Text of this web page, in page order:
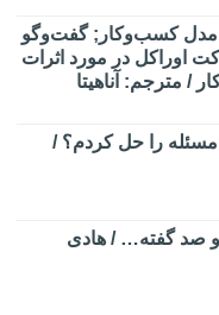
مدل کسب‌و‌کار; گفت‌وگو
اوراکل در مورد اثرات
/ مترجم: آناهیتا
را حل کردم؟ /
صد گفته… / هادی